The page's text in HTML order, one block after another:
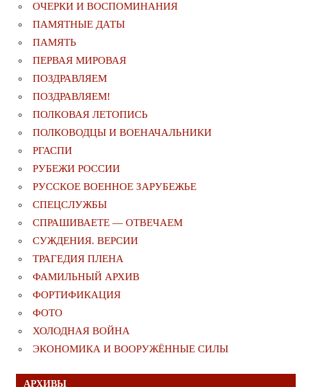
ОЧЕРКИ И ВОСПОМИНАНИЯ
ПАМЯТНЫЕ ДАТЫ
ПАМЯТЬ
ПЕРВАЯ МИРОВАЯ
ПОЗДРАВЛЯЕМ
ПОЗДРАВЛЯЕМ!
ПОЛКОВАЯ ЛЕТОПИСЬ
ПОЛКОВОДЦЫ И ВОЕНАЧАЛЬНИКИ
РГАСПИ
РУБЕЖИ РОССИИ
РУССКОЕ ВОЕННОЕ ЗАРУБЕЖЬЕ
СПЕЦСЛУЖБЫ
СПРАШИВАЕТЕ — ОТВЕЧАЕМ
СУЖДЕНИЯ. ВЕРСИИ
ТРАГЕДИЯ ПЛЕНА
ФАМИЛЬНЫЙ АРХИВ
ФОРТИФИКАЦИЯ
ФОТО
ХОЛОДНАЯ ВОЙНА
ЭКОНОМИКА И ВООРУЖЁННЫЕ СИЛЫ
АРХИВЫ